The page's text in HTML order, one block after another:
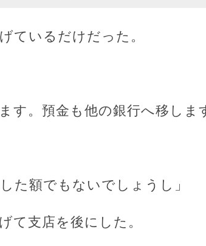
ているだけだった。
す。預金も他の銀行へ移しま
た額でもないでしょうし」
て支店を後にした。